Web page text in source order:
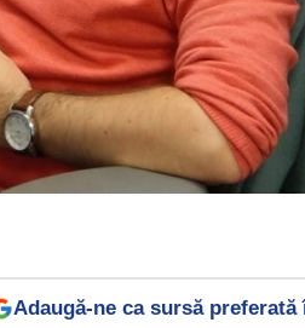
Adaugă-ne ca sursă preferată